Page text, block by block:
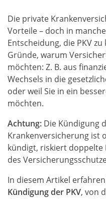
Die private
Vorteile – doch in
Entscheidung, die PKV
Gründe, warum
möchten: Z. B. aus
Wechsels in die
oder weil Sie in ein
möchten.
Achtung: Die Kündigung
Krankenversicherung ist
kündigt, riskiert doppelte
des
In diesem Artikel
Kündigung der PKV, von